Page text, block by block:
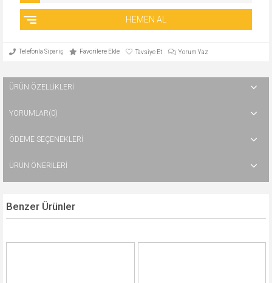
Telefonla Sipariş Favorilere Ekle Tavsiye Et Yorum Yaz
ÜRÜN ÖZELLIKLERI
YORUMLAR(0)
ÖDEME SEÇENEKLERI
ÜRÜN ÖNERILERI
Benzer Ürünler